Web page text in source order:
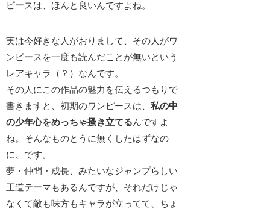
ピースは、ほんと良いんですよね。
実は今好きな人がおりまして、その人がワ
ンピースを一度も読んだことが無いという
レアキャラ（？）なんです。
その人にこの作品の魅力を伝えるつもりで
書きますと、初期のワンピースは、私の中
の少年心をめっちゃ搔き立てるんですよ
ね。そんなものとうに無くしたはずなの
に、です。
夢・仲間・成長、みたいなジャンプらしい
王道テーマもあるんですが、それだけじゃ
なくて敵も味方もキャラが立ってて、ちょ